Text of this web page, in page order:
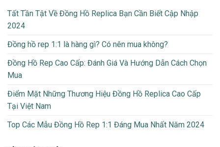
Tất Tần Tật Về Đồng Hồ Replica Bạn Cần Biết Cập Nhập
2024
Đồng hồ rep 1:1 là hàng gì? Có nên mua không?
Đồng Hồ Rep Cao Cấp: Đánh Giá Và Hướng Dẫn Cách Chọn
Mua
Điểm Mặt Những Thương Hiệu Đồng Hồ Replica Cao Cấp
Tại Việt Nam
Top Các Mẫu Đồng Hồ Rep 1:1 Đáng Mua Nhất Năm 2024